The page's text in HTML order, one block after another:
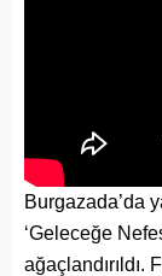
Burgazada’da
‘Geleceğe
ağaçlandırıldı.